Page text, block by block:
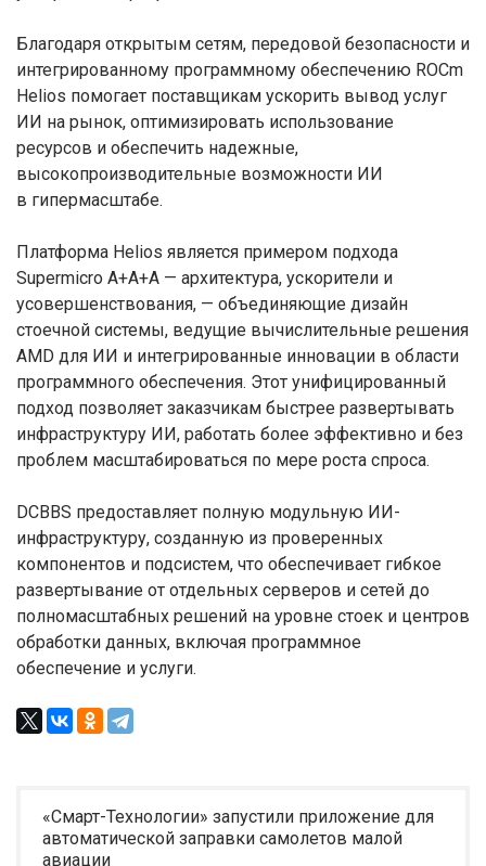
Благодаря открытым сетям, передовой безопасности и
интегрированному программному обеспечению ROCm
Helios помогает поставщикам ускорить вывод услуг
ИИ на рынок, оптимизировать использование
ресурсов и обеспечить надежные,
высокопроизводительные возможности ИИ
в гипермасштабе.
Платформа Helios является примером подхода
Supermicro A+A+A — архитектура, ускорители и
усовершенствования, — объединяющие дизайн
стоечной системы, ведущие вычислительные решения
AMD для ИИ и интегрированные инновации в области
программного обеспечения. Этот унифицированный
подход позволяет заказчикам быстрее развертывать
инфраструктуру ИИ, работать более эффективно и без
проблем масштабироваться по мере роста спроса.
DCBBS предоставляет полную модульную ИИ-
инфраструктуру, созданную из проверенных
компонентов и подсистем, что обеспечивает гибкое
развертывание от отдельных серверов и сетей до
полномасштабных решений на уровне стоек и центров
обработки данных, включая программное
обеспечение и услуги.
«Смарт-Технологии» запустили приложение для
автоматической заправки самолетов малой
авиации